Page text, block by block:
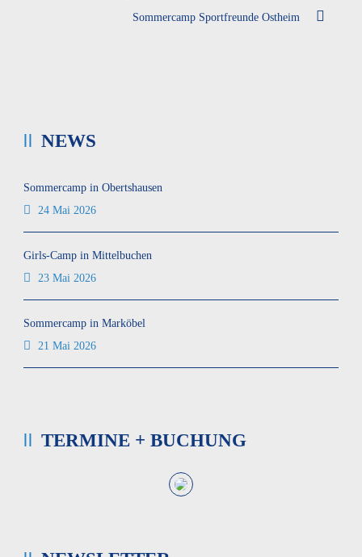
Sommercamp Sportfreunde Ostheim
NEWS
Sommercamp in Obertshausen
24 Mai 2026
Girls-Camp in Mittelbuchen
23 Mai 2026
Sommercamp in Marköbel
21 Mai 2026
TERMINE + BUCHUNG